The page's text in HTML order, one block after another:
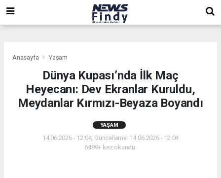
Anasayfa Yaşam
Dünya Kupası’nda İlk Maç
Heyecanı: Dev Ekranlar Kuruldu,
Meydanlar Kırmızı-Beyaza Boyandı
YAŞAM
14.06.2026 - 12:04, Güncelleme: 14.06.2026 - 12:04
6489+ kez okundu.